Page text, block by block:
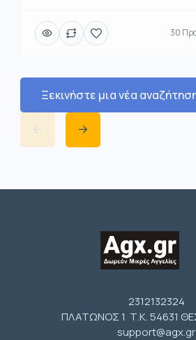
30
Ξεκινήστε μια νέα
2312132324
ΠΛΑΤΩΝΟΣ 1 Τ.Κ. 54631
support@agx.gr